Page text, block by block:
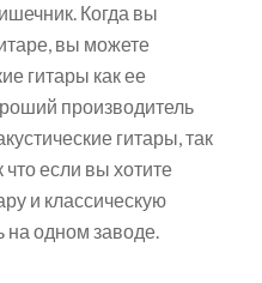
Когда вы
вы можете
гитары как ее
производитель
гитары, так
что если вы хотите
и классическую
на одном заводе.